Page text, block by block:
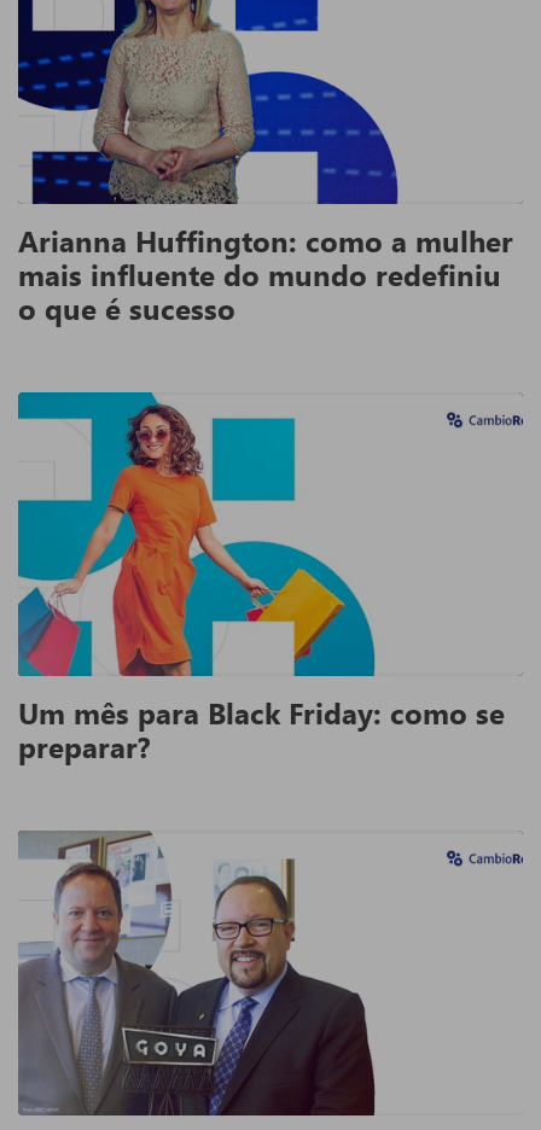
Arianna Huffington: como a mulher
mais influente do mundo redefiniu
o que é sucesso
Um mês para Black Friday: como se
preparar?